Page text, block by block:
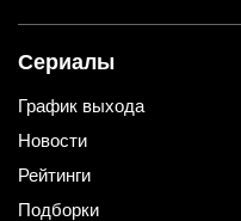
Сериалы
График выхода
Новости
Рейтинги
Подборки